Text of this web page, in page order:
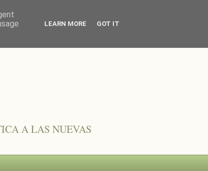
A LAS NUEVAS
LEARN MORE GOT IT